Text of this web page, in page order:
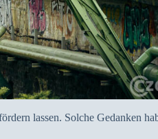
lassen. Solche Gedanken